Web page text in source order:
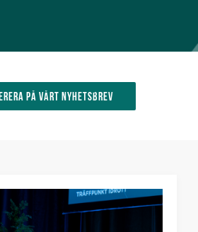
på vårt nyhetsbrev